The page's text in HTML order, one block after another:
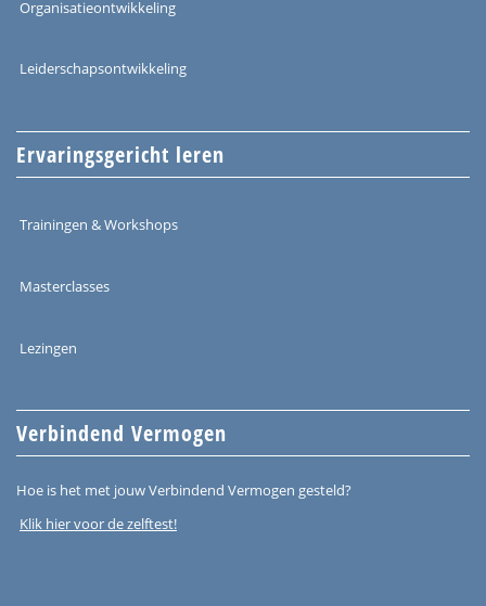
Organisatieontwikkeling
Leiderschapsontwikkeling
Ervaringsgericht leren
Trainingen & Workshops
Masterclasses
Lezingen
Verbindend Vermogen
Hoe is het met jouw Verbindend Vermogen gesteld?
Klik hier voor de zelftest!